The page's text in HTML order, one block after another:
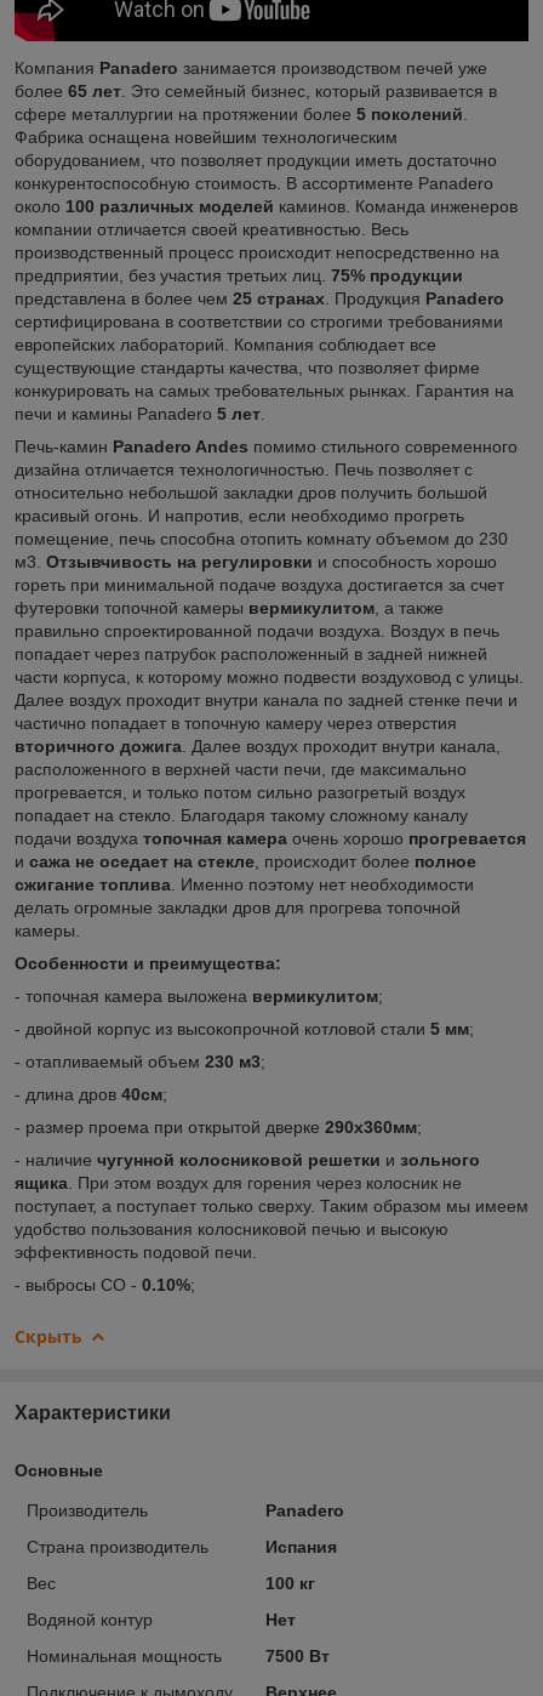
Компания Panadero занимается производством печей уже
более 65 лет . Это семейный бизнес, который развивается в
сфере металлургии на протяжении более 5 поколений
Фабрика оснащена новейшим технологическим
оборудованием, что позволяет продукции иметь достаточно
конкурентоспособную стоимость. В ассортименте Panadero
около 100 различных моделей каминов. Команда инженеров
компании отличается своей креативностью. Весь
производственный процесс происходит непосредственно на
предприятии, без участия третьих лиц. 75% продукции
представлена в более чем 25 странах . Продукция Panadero
сертифицирована в соответствии со строгими требованиями
европейских лабораторий. Компания соблюдает все
существующие стандарты качества, что позволяет фирме
конкурировать на самых требовательных рынках. Гарантия на
печи и камины Panadero 5 лет
Печь-камин Panadero Andes помимо стильного современного
дизайна отличается технологичностью. Печь позволяет с
относительно небольшой закладки дров получить большой
красивый огонь. И напротив, если необходимо прогреть
помещение, печь способна отопить комнату объемом до 230
м3. Отзывчивость на регулировки и способность хорошо
гореть при минимальной подаче воздуха достигается за счет
футеровки топочной камеры вермикулитом , а также
правильно спроектированной подачи воздуха. Воздух в печь
попадает через патрубок расположенный в задней нижней
части корпуса, к которому можно подвести воздуховод с улицы.
Далее воздух проходит внутри канала по задней стенке печи и
частично попадает в топочную камеру через отверстия
вторичного дожига . Далее воздух проходит внутри канала,
расположенного в верхней части печи, где максимально
прогревается, и только потом сильно разогретый воздух
попадает на стекло. Благодаря такому сложному каналу
подачи воздуха топочная камера очень хорошо прогревается
и сажа не оседает на стекле , происходит более полное
сжигание топлива . Именно поэтому нет необходимости
делать огромные закладки дров для прогрева топочной
камеры.
Особенности и преимущества:
- топочная камера выложена вермикулитом;
- двойной корпус из высокопрочной котловой стали 5 мм;
- отапливаемый объем 230 м3;
- длина дров 40см;
- размер проема при открытой дверке 290х360мм;
- наличие чугунной колосниковой решетки и зольного
ящика . При этом воздух для горения через колосник не
поступает, а поступает только сверху. Таким образом мы имеем
удобство пользования колосниковой печью и высокую
эффективность подовой печи.
- выбросы CO - 0.10%;
Скрыть
Характеристики
Основные
Производитель
Panadero
Страна производитель
Испания
Вес
100 кг
Водяной контур
Нет
Номинальная мощность
7500 Вт